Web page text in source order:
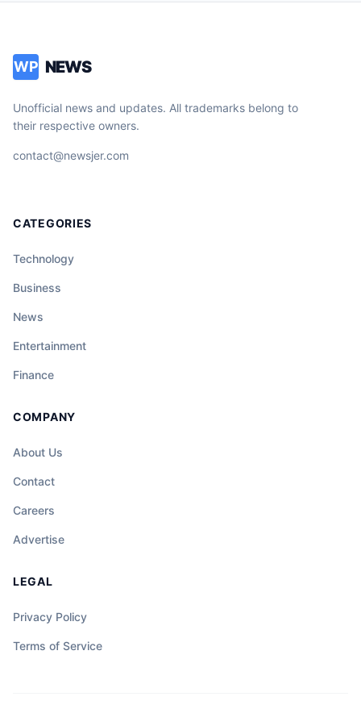
WP NEWS
Unofficial news and updates. All trademarks belong to
their respective owners.
contact@newsjer.com
CATEGORIES
Technology
Business
News
Entertainment
Finance
COMPANY
About Us
Contact
Careers
Advertise
LEGAL
Privacy Policy
Terms of Service